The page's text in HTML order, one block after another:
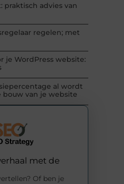
praktisch advies van
regelen; met
je WordPress website:
al wordt
van je website
met de
Of ben je